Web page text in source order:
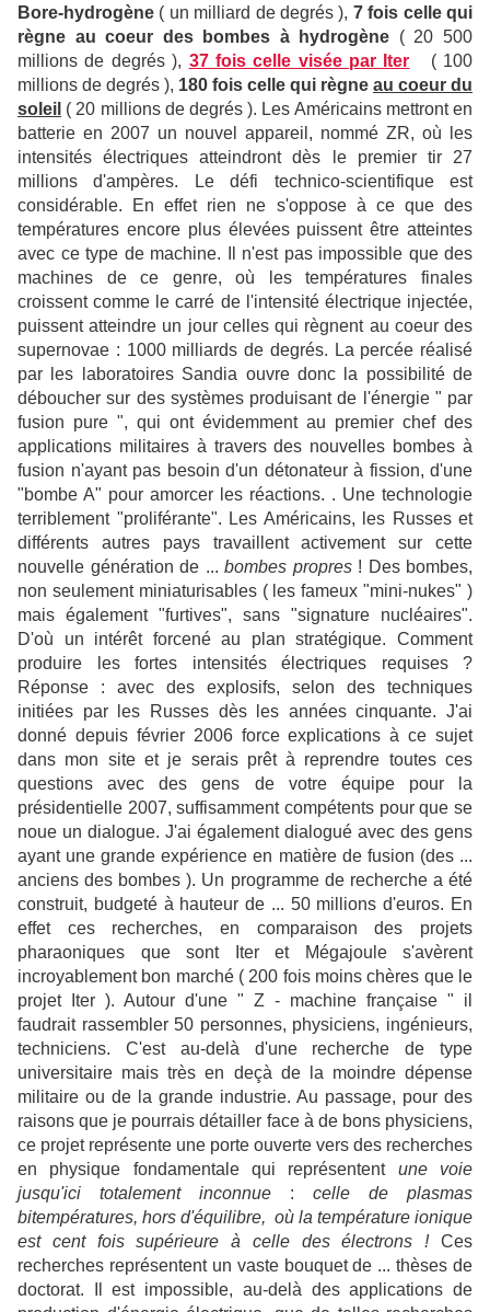
Bore-hydrogène ( un milliard de degrés ), 7 fois celle qui
règne au coeur des bombes à hydrogène ( 20 500
millions de degrés ), 37 fois celle visée par Iter ( 100
millions de degrés ), 180 fois celle qui règne au coeur du
soleil ( 20 millions de degrés ). Les Américains mettront en
batterie en 2007 un nouvel appareil, nommé ZR, où les
intensités électriques atteindront dès le premier tir 27
millions d'ampères. Le défi technico-scientifique est
considérable. En effet rien ne s'oppose à ce que des
températures encore plus élevées puissent être atteintes
avec ce type de machine. Il n'est pas impossible que des
machines de ce genre, où les températures finales
croissent comme le carré de l'intensité électrique injectée,
puissent atteindre un jour celles qui règnent au coeur des
supernovae : 1000 milliards de degrés. La percée réalisé
par les laboratoires Sandia ouvre donc la possibilité de
déboucher sur des systèmes produisant de l'énergie " par
fusion pure ", qui ont évidemment au premier chef des
applications militaires à travers des nouvelles bombes à
fusion n'ayant pas besoin d'un détonateur à fission, d'une
"bombe A" pour amorcer les réactions. . Une technologie
terriblement "proliférante". Les Américains, les Russes et
différents autres pays travaillent activement sur cette
nouvelle génération de ... bombes propres! Des bombes,
non seulement miniaturisables ( les fameux "mini-nukes" )
mais également "furtives", sans "signature nucléaires".
D'où un intérêt forcené au plan stratégique. Comment
produire les fortes intensités électriques requises ?
Réponse : avec des explosifs, selon des techniques
initiées par les Russes dès les années cinquante. J'ai
donné depuis février 2006 force explications à ce sujet
dans mon site et je serais prêt à reprendre toutes ces
questions avec des gens de votre équipe pour la
présidentielle 2007, suffisamment compétents pour que se
noue un dialogue. J'ai également dialogué avec des gens
ayant une grande expérience en matière de fusion (des ...
anciens des bombes ). Un programme de recherche a été
construit, budgeté à hauteur de ... 50 millions d'euros. En
effet ces recherches, en comparaison des projets
pharaoniques que sont Iter et Mégajoule s'avèrent
incroyablement bon marché ( 200 fois moins chères que le
projet Iter ). Autour d'une " Z - machine française " il
faudrait rassembler 50 personnes, physiciens, ingénieurs,
techniciens. C'est au-delà d'une recherche de type
universitaire mais très en deçà de la moindre dépense
militaire ou de la grande industrie. Au passage, pour des
raisons que je pourrais détailler face à de bons physiciens,
ce projet représente une porte ouverte vers des recherches
en physique fondamentale qui représentent une voie
jusqu'ici totalement inconnue : celle de plasmas
bitempératures, hors d'équilibre, où la température ionique
est cent fois supérieure à celle des électrons !Ces
recherches représentent un vaste bouquet de ... thèses de
doctorat. Il est impossible, au-delà des applications de